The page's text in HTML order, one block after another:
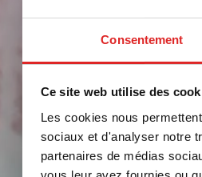
Consentement
Ce site web utilise des
Les cookies nous
sociaux et d'analyser notre
partenaires de médias